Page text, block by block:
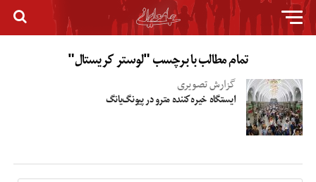
تمام مطالب با برچسب "لوستر کریستال"
گزارش تصویری
ایستگاه خیره‌کننده مترو در پیونگ‌یانگ